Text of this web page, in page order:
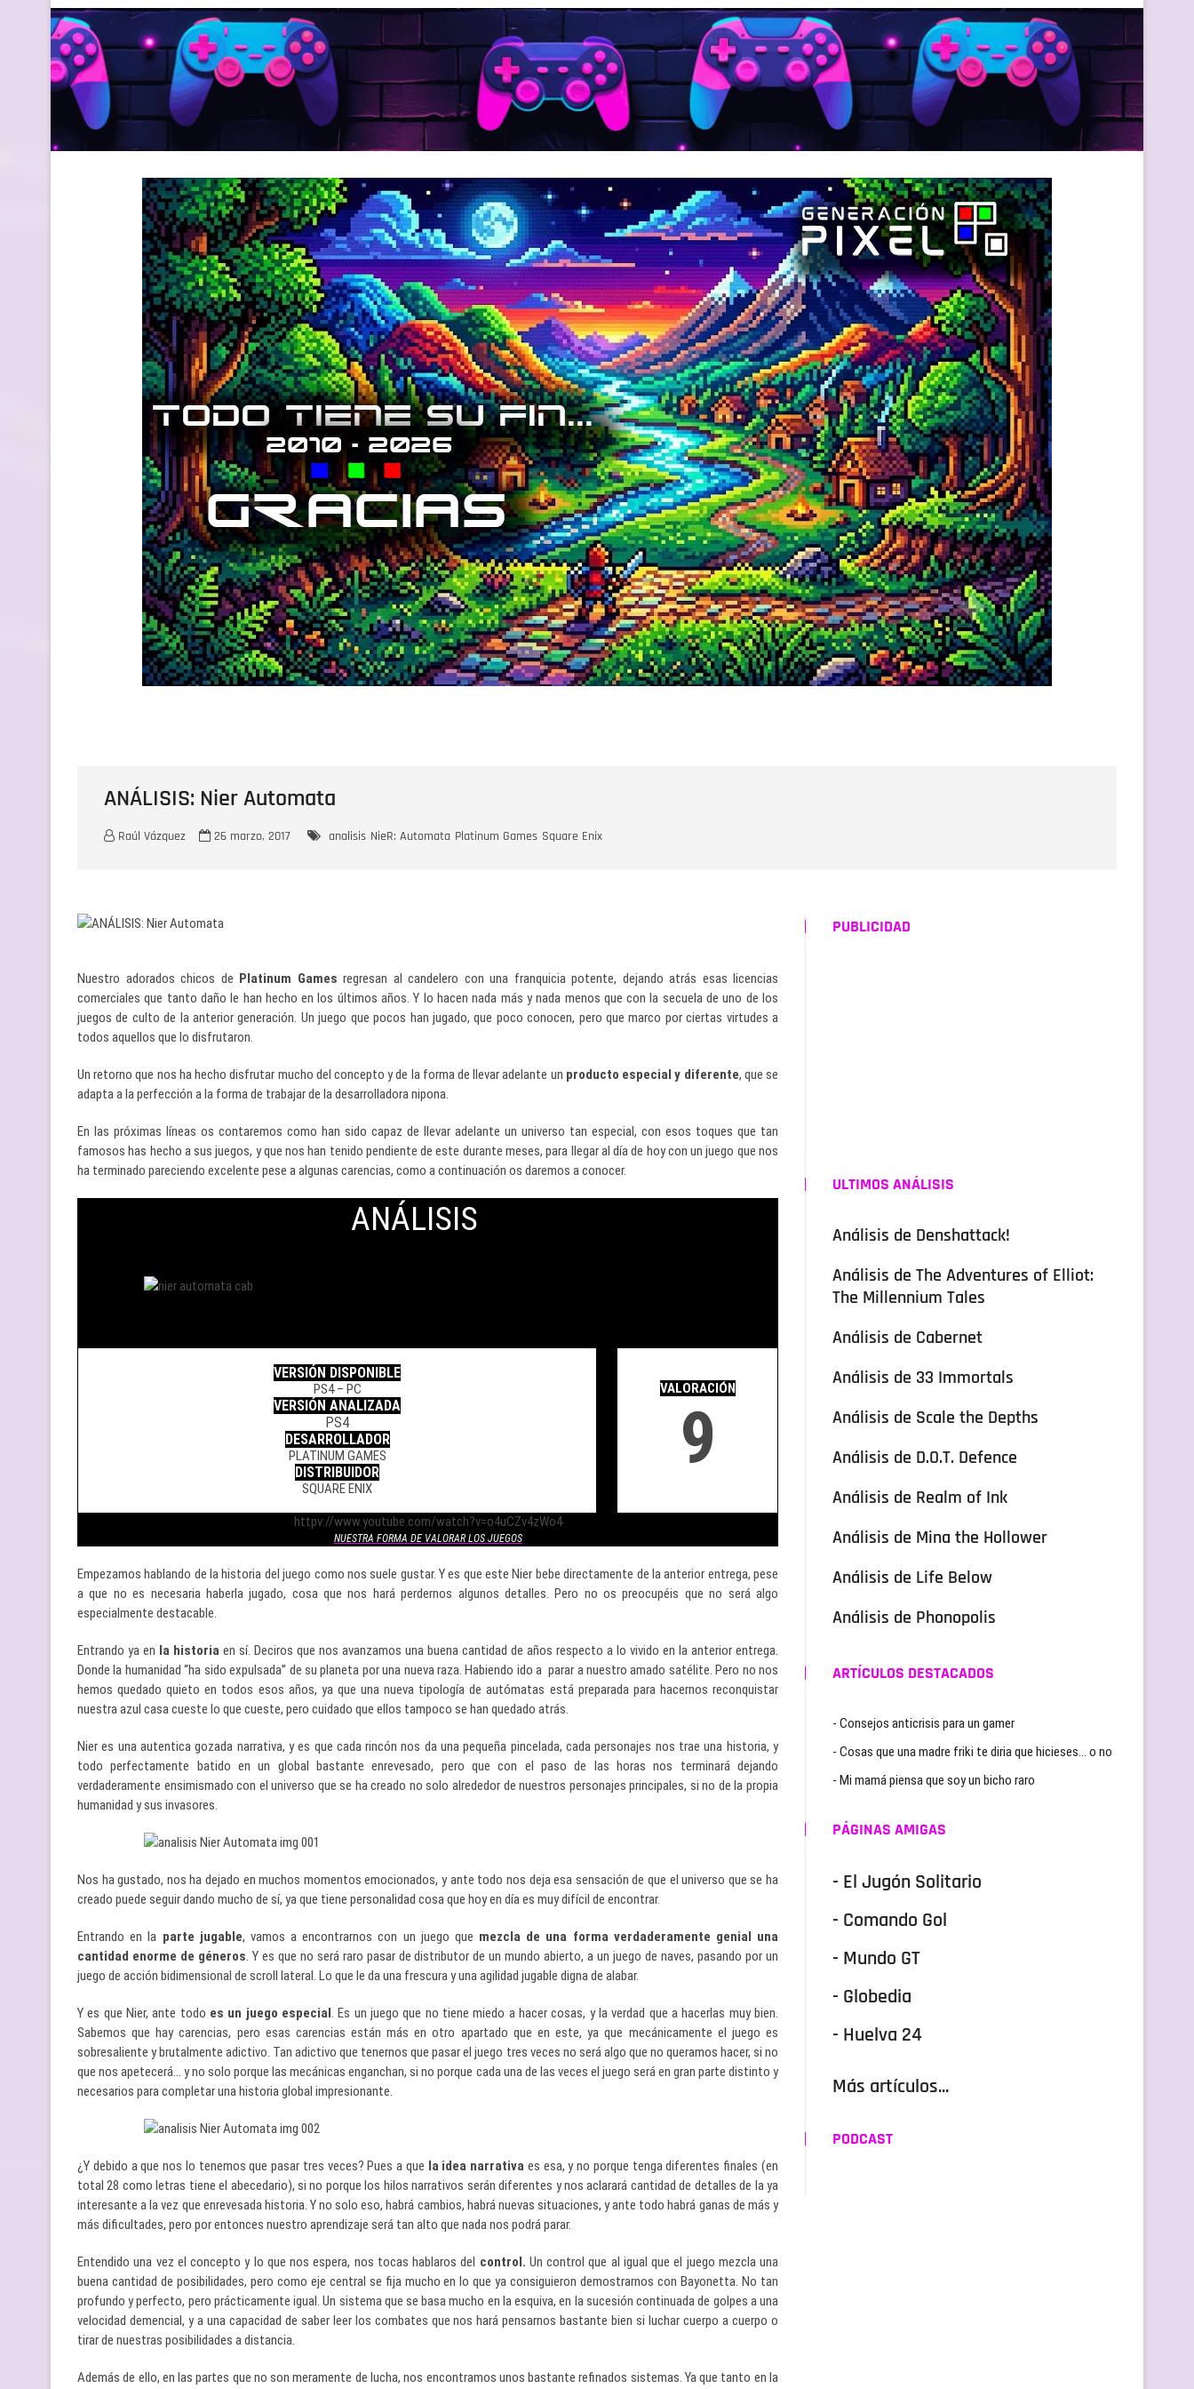
ANÁLISIS: Nier Automata
Raúl Vázquez 26 marzo, 2017 analisis NieR: Automata Platinum Games Square Enix
Nuestro adorados chicos de Platinum Games regresan al candelero con una franquicia potente, dejando atrás esas licencias
comerciales que tanto daño le han hecho en los últimos años. Y lo hacen nada más y nada menos que con la secuela de uno de los
juegos de culto de la anterior generación. Un juego que pocos han jugado, que poco conocen, pero que marco por ciertas virtudes a
todos aquellos que lo disfrutaron.
Un retorno que nos ha hecho disfrutar mucho del concepto y de la forma de llevar adelante un producto especial y diferente, que se
adapta a la perfección a la forma de trabajar de la desarrolladora nipona.
En las próximas líneas os contaremos como han sido capaz de llevar adelante un universo tan especial, con esos toques que tan
famosos has hecho a sus juegos, y que nos han tenido pendiente de este durante meses, para llegar al día de hoy con un juego que nos
ha terminado pareciendo excelente pese a algunas carencias, como a continuación os daremos a conocer.
ANÁLISIS
VERSIÓN DISPONIBLE
PS4 – PC
VERSIÓN ANALIZADA
PS4
DESARROLLADOR
PLATINUM GAMES
DISTRIBUIDOR
SQUARE ENIX
VALORACIÓN
9
httpv://www.youtube.com/watch?v=o4uCZv4zWo4
NUESTRA FORMA DE VALORAR LOS JUEGOS
Empezamos hablando de la historia del juego como nos suele gustar. Y es que este Nier bebe directamente de la anterior entrega, pese
a que no es necesaria haberla jugado, cosa que nos hará perdernos algunos detalles. Pero no os preocupéis que no será algo
especialmente destacable.
Entrando ya en la historia en sí. Deciros que nos avanzamos una buena cantidad de años respecto a lo vivido en la anterior entrega.
Donde la humanidad “ha sido expulsada” de su planeta por una nueva raza. Habiendo ido a parar a nuestro amado satélite. Pero no nos
hemos quedado quieto en todos esos años, ya que una nueva tipología de autómatas está preparada para hacernos reconquistar
nuestra azul casa cueste lo que cueste, pero cuidado que ellos tampoco se han quedado atrás.
Nier es una autentica gozada narrativa, y es que cada rincón nos da una pequeña pincelada, cada personajes nos trae una historia, y
todo perfectamente batido en un global bastante enrevesado, pero que con el paso de las horas nos terminará dejando
verdaderamente ensimismado con el universo que se ha creado no solo alrededor de nuestros personajes principales, si no de la propia
humanidad y sus invasores.
Nos ha gustado, nos ha dejado en muchos momentos emocionados, y ante todo nos deja esa sensación de que el universo que se ha
creado puede seguir dando mucho de sí, ya que tiene personalidad cosa que hoy en día es muy difícil de encontrar.
Entrando en la parte jugable, vamos a encontrarnos con un juego que mezcla de una forma verdaderamente genial una
cantidad enorme de géneros. Y es que no será raro pasar de distributor de un mundo abierto, a un juego de naves, pasando por un
juego de acción bidimensional de scroll lateral. Lo que le da una frescura y una agilidad jugable digna de alabar.
Y es que Nier, ante todo es un juego especial. Es un juego que no tiene miedo a hacer cosas, y la verdad que a hacerlas muy bien.
Sabemos que hay carencias, pero esas carencias están más en otro apartado que en este, ya que mecánicamente el juego es
sobresaliente y brutalmente adictivo. Tan adictivo que tenernos que pasar el juego tres veces no será algo que no queramos hacer, si no
que nos apetecerá… y no solo porque las mecánicas enganchan, si no porque cada una de las veces el juego será en gran parte distinto y
necesarios para completar una historia global impresionante.
¿Y debido a que nos lo tenemos que pasar tres veces? Pues a que la idea narrativa es esa, y no porque tenga diferentes finales (en
total 28 como letras tiene el abecedario), si no porque los hilos narrativos serán diferentes y nos aclarará cantidad de detalles de la ya
interesante a la vez que enrevesada historia. Y no solo eso, habrá cambios, habrá nuevas situaciones, y ante todo habrá ganas de más y
más dificultades, pero por entonces nuestro aprendizaje será tan alto que nada nos podrá parar.
Entendido una vez el concepto y lo que nos espera, nos tocas hablaros del control. Un control que al igual que el juego mezcla una
buena cantidad de posibilidades, pero como eje central se fija mucho en lo que ya consiguieron demostrarnos con Bayonetta. No tan
profundo y perfecto, pero prácticamente igual. Un sistema que se basa mucho en la esquiva, en la sucesión continuada de golpes a una
velocidad demencial, y a una capacidad de saber leer los combates que nos hará pensarnos bastante bien si luchar cuerpo a cuerpo o
tirar de nuestras posibilidades a distancia.
Además de ello, en las partes que no son meramente de lucha, nos encontramos unos bastante refinados sistemas. Ya que tanto en la
PUBLICIDAD
ULTIMOS ANÁLISIS
Análisis de Denshattack!
Análisis de The Adventures of Elliot:
The Millennium Tales
Análisis de Cabernet
Análisis de 33 Immortals
Análisis de Scale the Depths
Análisis de D.O.T. Defence
Análisis de Realm of Ink
Análisis de Mina the Hollower
Análisis de Life Below
Análisis de Phonopolis
ARTÍCULOS DESTACADOS
- Consejos anticrisis para un gamer
- Cosas que una madre friki te diria que hicieses… o no
- Mi mamá piensa que soy un bicho raro
PÁGINAS AMIGAS
- El Jugón Solitario
- Comando Gol
- Mundo GT
- Globedia
- Huelva 24
Más artículos...
PODCAST